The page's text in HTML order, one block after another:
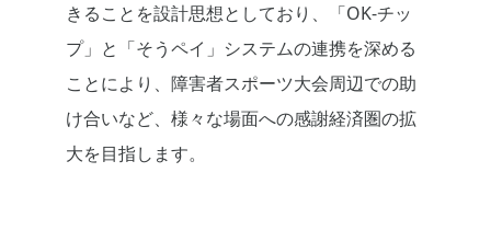
きることを設計思想としており、「OK-チッ
プ」と「そうペイ」システムの連携を深める
ことにより、障害者スポーツ大会周辺での助
け合いなど、様々な場面への感謝経済圏の拡
大を目指します。